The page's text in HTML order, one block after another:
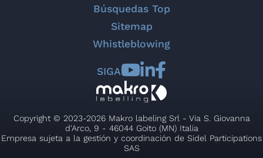
Búsquedas Top
Sitemap
Whistleblowing
SIGA
Copyright © 2023-2026 Makro labeling Srl - Via S. Giovanna
d'Arco, 9 - 46044 Goito (MN) Italia
Empresa sujeta a la gestión y coordinación de Sidel Participations
SAS